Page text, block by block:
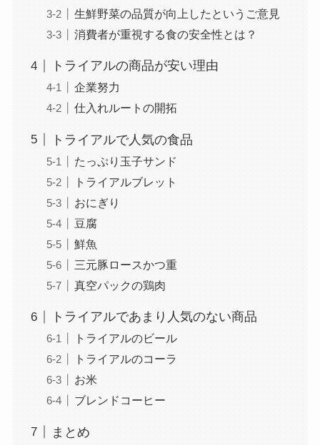
生鮮野菜の品質が向上したというご意見
消費者が重視する食の安全性とは？
トライアルの商品が安い理由
企業努力
仕入れルートの開拓
トライアルで人気の食品
たっぷり玉子サンド
トライアルブレット
おにぎり
豆腐
鮮魚
三元豚ロースかつ重
真空パックの鶏肉
トライアルであまり人気のない商品
トライアルのビール
トライアルのコーラ
お米
ブレンドコーヒー
まとめ